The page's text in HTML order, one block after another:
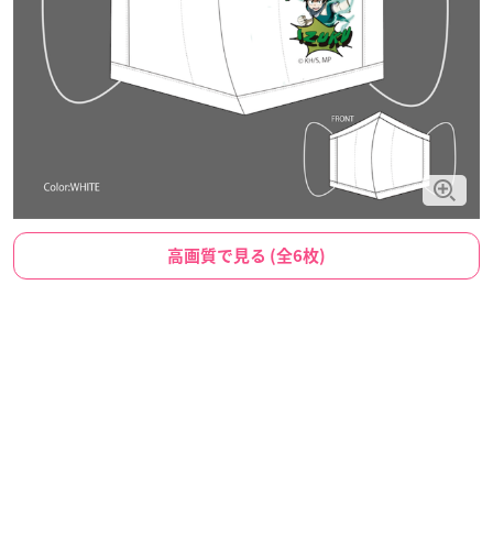
高画質で見る (全6枚)